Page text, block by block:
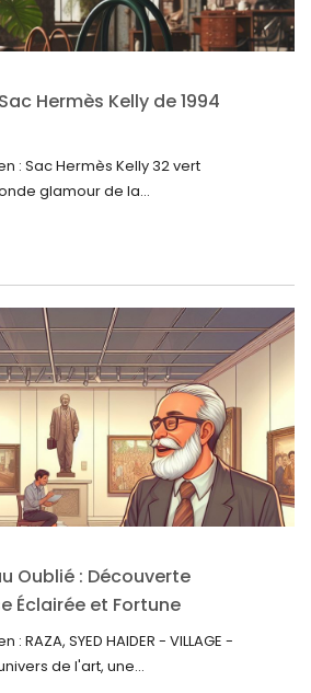
Hermès Kelly de 1994
: Sac Hermès Kelly 32 vert
glamour de la...
Oublié : Découverte
Éclairée et Fortune
RAZA, SYED HAIDER - VILLAGE -
de l'art, une...